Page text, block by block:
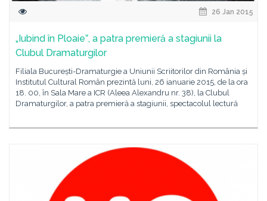
26 Jan 2015
„Iubind în Ploaieˮ, a patra premieră a stagiunii la
Clubul Dramaturgilor
Filiala București-Dramaturgie a Uniunii Scriitorilor din România și
Institutul Cultural Român prezintă luni, 26 ianuarie 2015, de la ora
18. 00, în Sala Mare a ICR (Aleea Alexandru nr. 38), la Clubul
Dramaturgilor, a patra premieră a stagiunii, spectacolul lectură